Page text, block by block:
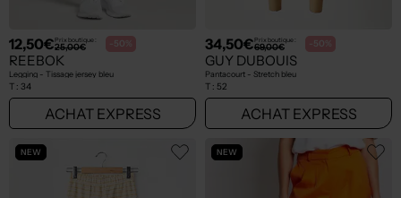
12,50€Prix boutique :
25,00€ -50%
REEBOK
Legging - Tissage jersey bleu
T : 34
ACHAT EXPRESS
34,50€Prix boutique :
69,00€ -50%
GUY DUBOUIS
Pantacourt - Stretch bleu
T : 52
ACHAT EXPRESS
NEW NEW